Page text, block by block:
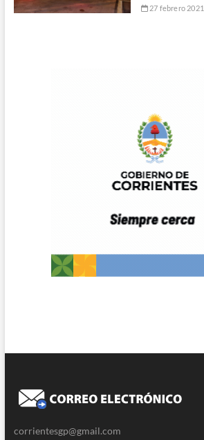
27 febrero 2021
corrientesgp@gmail.com